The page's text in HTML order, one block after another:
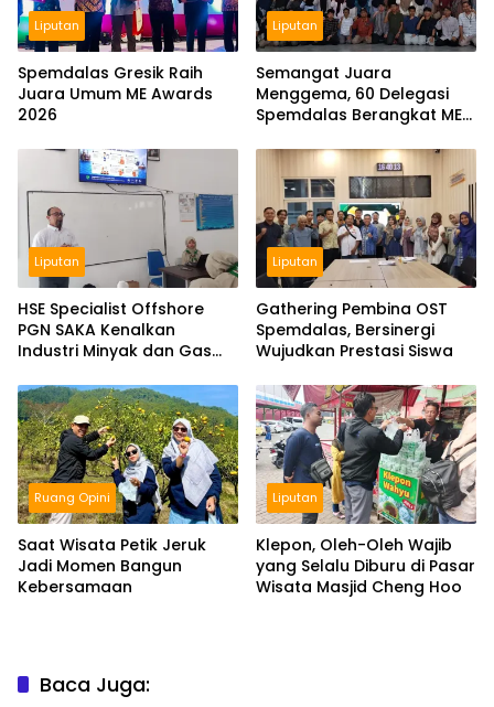
Liputan
Spemdalas Gresik Raih
Juara Umum ME Awards
2026
Liputan
Semangat Juara
Menggema, 60 Delegasi
Spemdalas Berangkat ME
Liputan
HSE Specialist Offshore
PGN SAKA Kenalkan
Industri Minyak dan Gas
Liputan
Gathering Pembina OST
Spemdalas, Bersinergi
Wujudkan Prestasi Siswa
Ruang Opini
Saat Wisata Petik Jeruk
Jadi Momen Bangun
Kebersamaan
Liputan
Klepon, Oleh-Oleh Wajib
yang Selalu Diburu di Pasar
Wisata Masjid Cheng Hoo
Baca Juga: